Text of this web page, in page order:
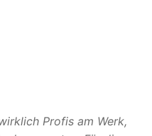
Profis am Werk,